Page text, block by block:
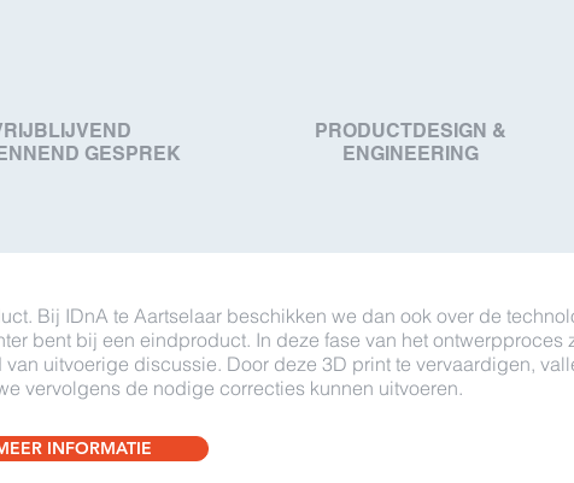
GESPREK
PRODUCTDESIGN &
ENGINEERING
Bij IDnA te Aartselaar beschikken we dan ook over de
bent bij een eindproduct. In deze fase van het ontwerpproces
uitvoerige discussie. Door deze 3D print te vervaardigen,
vervolgens de nodige correcties kunnen uitvoeren.
INFORMATIE